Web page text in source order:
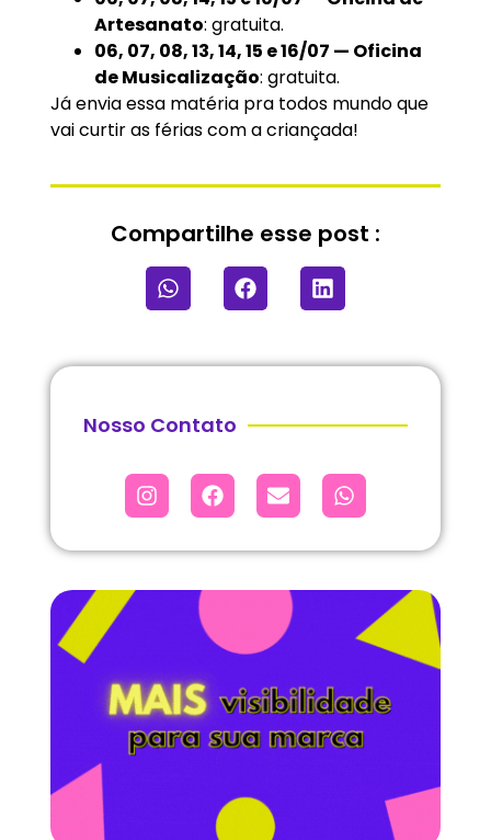
Artesanato: gratuita.
06, 07, 08, 13, 14, 15 e 16/07 — Oficina
de Musicalização: gratuita.
Já envia essa matéria pra todos mundo que
vai curtir as férias com a criançada!
Compartilhe esse post :
Nosso Contato